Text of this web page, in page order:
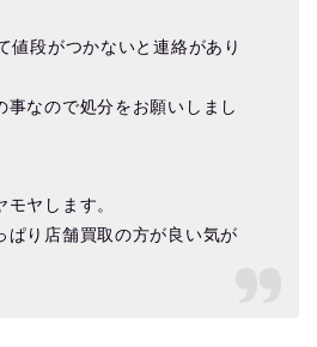
値段がつかないと連絡があり
事なので処分をお願いしまし
ヤします。
ぱり店舗買取の方が良い気が